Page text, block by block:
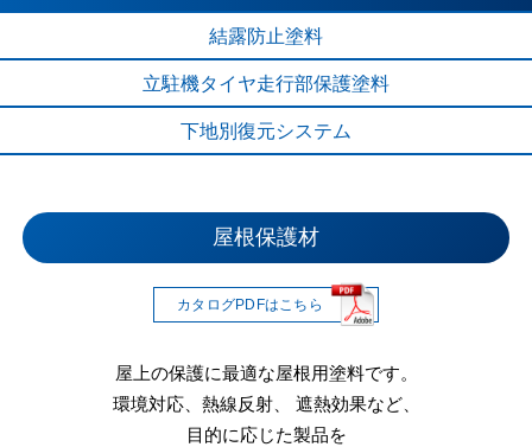
結露防止塗料
立駐機タイヤ走行部保護塗料
下地別 復元システム
クリアーコーティング材
カタログPDFはこちら
あらゆる材質、仕上げ材に使え、
撥水・撥油・UVカット・防カビ・
汚れ防止・清掃容易性などの効果が
屋根保護材
カタログPDFはこちら
屋上の保護に最適な屋根用塗料です。
環境対応、熱線反射、 遮熱効果など、
目的に応じた製品を
結露防止塗料
カタログPDFはこちら
珪藻土の吸水性・水分発散性を
活かした製品で屋内外問わず、
優れた結露防止機能を発揮します。
立駐機タイヤ走行部保護塗料
カタログPDFはこちら
耐衝撃性・非透水性・耐候性・
耐油性・衝撃吸音性に優れる
当社オリジナル商品。
下地別復元システム
カタログPDFはこちら
雨や紫外線などにより劣化した
コンクリート、タイル、木材、金属、
自然石などをリフレッシュし、